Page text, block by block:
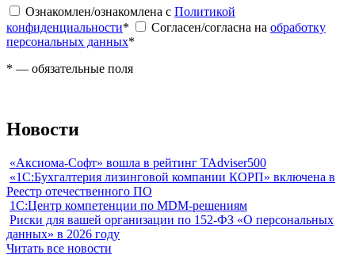
Ознакомлен/ознакомлена с Политикой
конфиденциальности* Согласен/согласна на обработку
персональных данных*
* — обязательные поля
Новости
«Аксиома-Софт» вошла в рейтинг TAdviser500
«1С:Бухгалтерия лизинговой компании КОРП» включена в
Реестр отечественного ПО
1С:Центр компетенции по MDM-решениям
Риски для вашей организации по 152-ФЗ «О персональных
данных» в 2026 году
Читать все новости